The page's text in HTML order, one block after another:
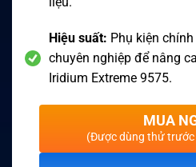
Hiệu suất: Phụ kiện
chuyên nghiệp để nâng
Iridium Extreme 9575.
MUA
(Được dùng thử